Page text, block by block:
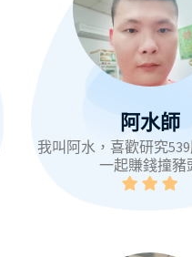
阿水師
我叫阿水，喜歡研究
一起賺錢撞豬